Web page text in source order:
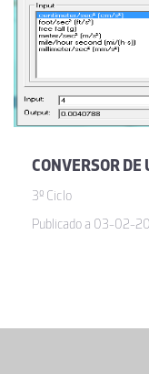
CONVERSOR DE
3º Ciclo
Publicado a 03-02-